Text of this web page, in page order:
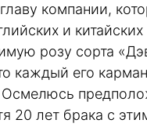
компании,
и
розу сорта
каждый его
20 лет брака с